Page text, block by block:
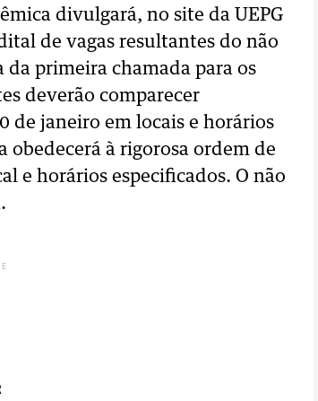
divulgará, no site da UEPG
de vagas resultantes do não
primeira chamada para os
deverão comparecer
de janeiro em locais e horários
obedecerá à rigorosa ordem de
e horários especificados. O não